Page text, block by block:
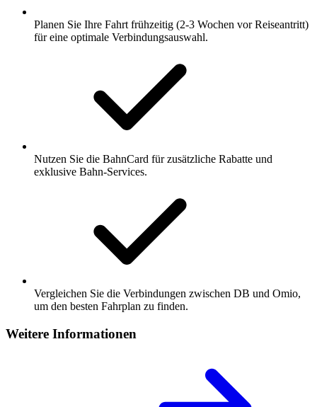
Planen Sie Ihre Fahrt frühzeitig (2-3 Wochen vor Reiseantritt)
für eine optimale Verbindungsauswahl.
Nutzen Sie die BahnCard für zusätzliche Rabatte und
exklusive Bahn-Services.
Vergleichen Sie die Verbindungen zwischen DB und Omio,
um den besten Fahrplan zu finden.
Weitere Informationen